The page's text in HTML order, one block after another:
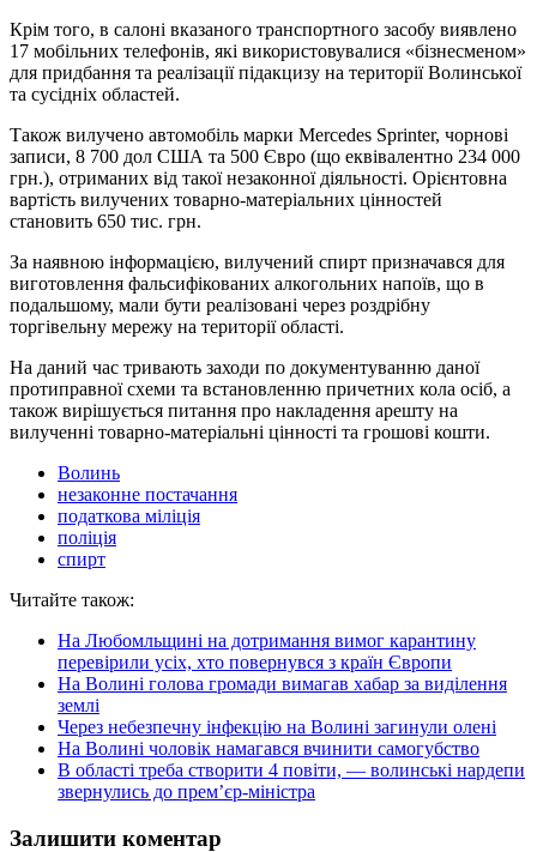
Крім того, в салоні вказаного транспортного засобу виявлено
17 мобільних телефонів, які використовувалися «бізнесменом»
для придбання та реалізації підакцизу на території Волинської
та сусідніх областей.
Також вилучено автомобіль марки Merсedes Sprinter, чорнові
записи, 8 700 дол США та 500 Євро (що еквівалентно 234 000
грн.), отриманих від такої незаконної діяльності. Орієнтовна
вартість вилучених товарно-матеріальних цінностей
становить 650 тис. грн.
За наявною інформацією, вилучений спирт призначався для
виготовлення фальсифікованих алкогольних напоїв, що в
подальшому, мали бути реалізовані через роздрібну
торгівельну мережу на території області.
На даний час тривають заходи по документуванню даної
протиправної схеми та встановленню причетних кола осіб, а
також вирішується питання про накладення арешту на
вилученні товарно-матеріальні цінності та грошові кошти.
Волинь
незаконне постачання
податкова міліція
поліція
спирт
Читайте також:
На Любомльщині на дотримання вимог карантину
перевірили усіх, хто повернувся з країн Європи
На Волині голова громади вимагав хабар за виділення
землі
Через небезпечну інфекцію на Волині загинули олені
На Волині чоловік намагався вчинити самогубство
В області треба створити 4 повіти, — волинські нардепи
звернулись до прем’єр-міністра
Залишити коментар